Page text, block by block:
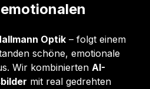
Optik – folgt einem
schöne, emotionale
Wir kombinierten AI-
mit real gedrehten